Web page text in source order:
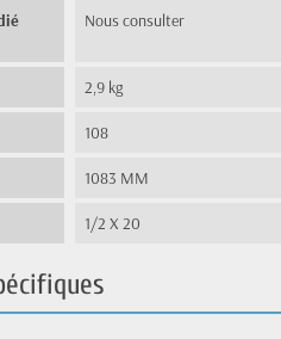
Nous consulter
2,9 kg
108
1083 MM
1/2 X 20